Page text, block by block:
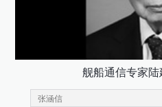
舰船通信专家